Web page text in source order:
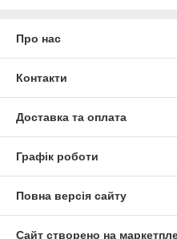
Про нас
Контакти
Доставка та оплата
Графік роботи
Повна версія сайту
Сайт створено на